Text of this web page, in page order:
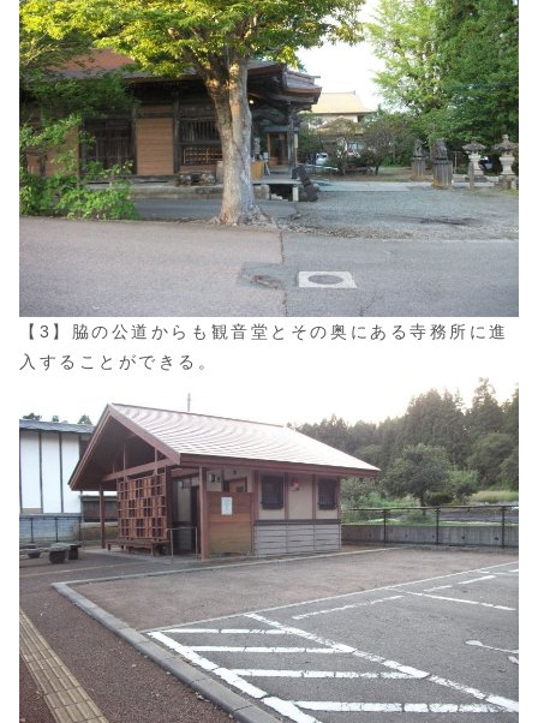
【3】脇の公道からも観音堂とその奥にある寺務所に進
入することができる。